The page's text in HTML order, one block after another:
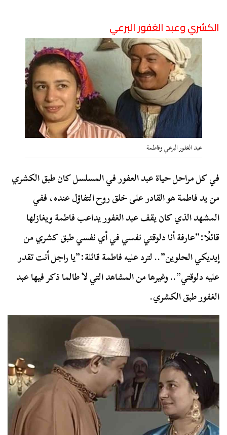
الكشري وعبد الغفور البرعي
عبد الغفور البرعي وفاطمة
في كل مراحل حياة عبد العفور في المسلسل كان طبق الكشري
من يد فاطمة هو القادر على خلق روح التفاؤل عنده، ففي
المشهد الذي كان يقف عبد الغفور يداعب فاطمة ويغازلها
قائلًا:”عارفة أنا دلوقتي نفسي في أي نفسي طبق كشري من
إيديكي الحلوين”.. لترد عليه فاطمة قائلة:”يا راجل أنت تقدر
عليه دلوقتي”.. وغيرها من المشاهد التي لا طالما ذكر فيها عبد
الغفور طبق الكشري.